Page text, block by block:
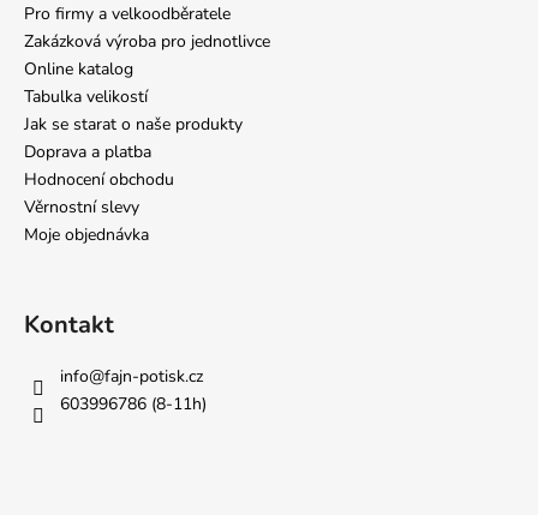
Pro firmy a velkoodběratele
Zakázková výroba pro jednotlivce
Online katalog
Tabulka velikostí
Jak se starat o naše produkty
Doprava a platba
Hodnocení obchodu
Věrnostní slevy
Moje objednávka
Kontakt
info@fajn-potisk.cz
603996786 (8-11h)